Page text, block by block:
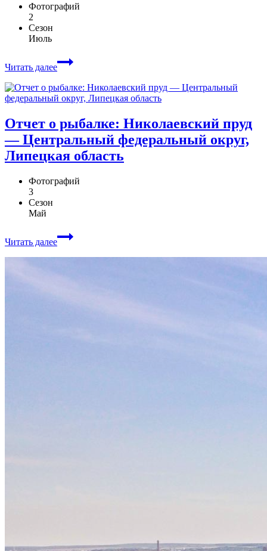
Фотографий
2
Сезон
Июль
Читать далее
Отчет о рыбалке: Николаевский пруд
— Центральный федеральный округ,
Липецкая область
Фотографий
3
Сезон
Май
Читать далее